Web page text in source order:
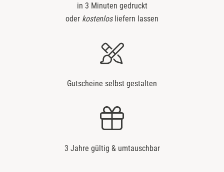
in 3 Minuten gedruckt
oder kostenlosliefern lassen
Gutscheine selbst gestalten
3 Jahre gültig & umtauschbar